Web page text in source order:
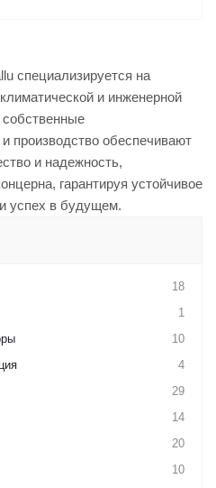
специализируется на
и инженерной
собственные
производство обеспечивают
и надежность,
гарантируя устойчивое
успех в будущем.
18
1
10
4
29
14
20
10